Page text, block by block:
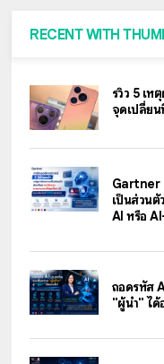
RECENT WITH
รีวิว 5 เห
จุดเปลี่ย
Gartner
เป็นส่วนตั
AI หรือ
ถอดรหัส
"ผู้นำ" ได้